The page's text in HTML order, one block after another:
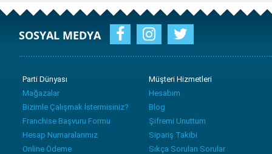
SOSYAL MEDYA
Parti Dünyası
Mağazalar
Bizimle Çalışmak İstermisiniz?
Franchise Başvuru Formu
Hesap Numaralarımız
Online Ödeme
Müşteri Hizmetleri
Hesabım
Blog
Şifremi Unuttum
Sipariş Takibi
Sıkça Sorulan Sorular